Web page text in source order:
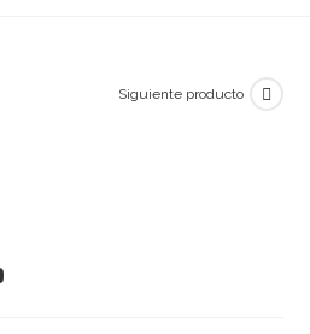
Siguiente producto